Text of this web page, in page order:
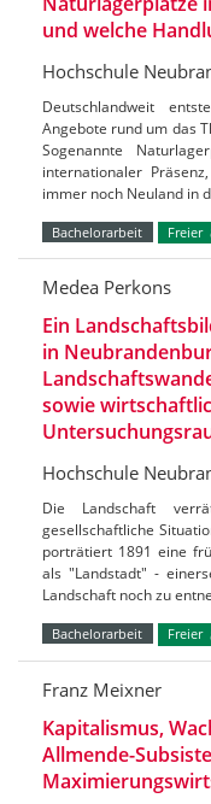
und welche
Hochschule
Deutschlandweit
Angebote rund um das
Sogenannte
internationaler
immer noch Neuland in
Bachelorarbeit Freier
Medea Perkons
Ein
in
sowie
Hochschule
Die Landschaft
gesellschaftliche
porträtiert 1891 eine
als "Landstadt" -
Landschaft noch zu
Bachelorarbeit Freier
Franz Meixner
Kapitalismus,
Allmende-